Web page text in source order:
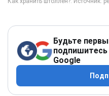
Будьте
подпишитесь
Google